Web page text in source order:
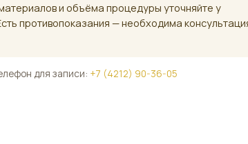
и объёма процедуры уточняйте у
противопоказания — необходима
для записи: +7 (4212) 90-36-05